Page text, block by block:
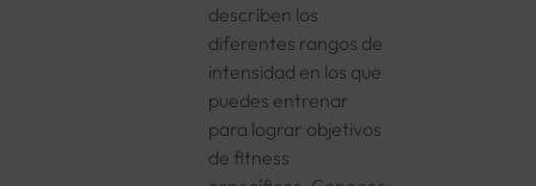
describen los
diferentes rangos de
intensidad en los que
puedes entrenar
para lograr objetivos
de fitness